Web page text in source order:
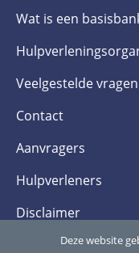
Wat is een
Veelgestelde­ vragen
Contact
Aanvragers
Hulpverleners
Disclaimer
Privacy- enDeze website